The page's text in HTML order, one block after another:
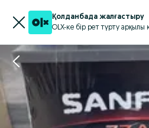
Қолданбада жалғастыру
OLX-ке бір рет түрту арқылы